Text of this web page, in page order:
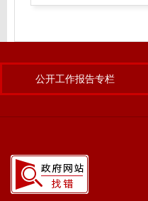
公开工作报告专栏